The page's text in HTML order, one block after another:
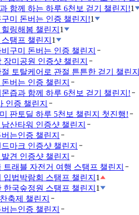
함께 하는 하루 6천보 걷기 챌린지!1
미 돈버는 인증 챌린지!1
링해봄 챌린지 1
탬프 챌린지 1
구미 돈버는 인증 챌린지
장미공원 인증샷 챌린지
토탈케어로 관절 튼튼한 걷기 챌린지
버는 인증 챌린지
즙과 함께 하루 6천보 걷기 챌린지!
인증 챌린지
판토딜 하루 5천보 챌린지 첫진행!
산타워 인증샷 챌린지
는인증 챌린지
마크 인증샷 챌린지
견 인증샷 챌린지
트래블 자전거 여행 스탬프 챌린지
입법박람회 스탬프 챌린지 1
한국숲정원 스탬프 챌린지 1
축제 챌린지
는인증 챌린지